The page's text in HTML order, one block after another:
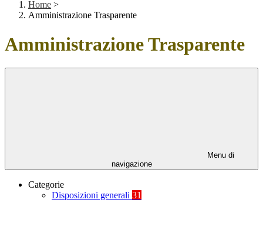
Home >
Amministrazione Trasparente
Amministrazione Trasparente
Menu di
navigazione
Categorie
Disposizioni generali 31